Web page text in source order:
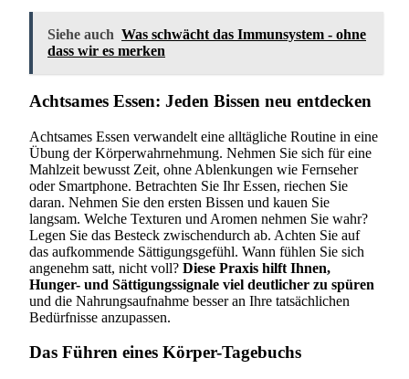
Siehe auch Was schwächt das Immunsystem - ohne
dass wir es merken
Achtsames Essen: Jeden Bissen neu entdecken
Achtsames Essen verwandelt eine alltägliche Routine in eine
Übung der Körperwahrnehmung. Nehmen Sie sich für eine
Mahlzeit bewusst Zeit, ohne Ablenkungen wie Fernseher
oder Smartphone. Betrachten Sie Ihr Essen, riechen Sie
daran. Nehmen Sie den ersten Bissen und kauen Sie
langsam. Welche Texturen und Aromen nehmen Sie wahr?
Legen Sie das Besteck zwischendurch ab. Achten Sie auf
das aufkommende Sättigungsgefühl. Wann fühlen Sie sich
angenehm satt, nicht voll? Diese Praxis hilft Ihnen,
Hunger- und Sättigungssignale viel deutlicher zu spüren
und die Nahrungsaufnahme besser an Ihre tatsächlichen
Bedürfnisse anzupassen.
Das Führen eines Körper-Tagebuchs